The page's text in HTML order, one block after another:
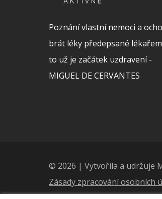
Poznání vlastní nemoci a
brát léky předepsané
to už je začátek uzdravení -
MIGUEL DE CERVANTES
© 2026 | Vytvořila a udržuje
Zásady zpracování osobních